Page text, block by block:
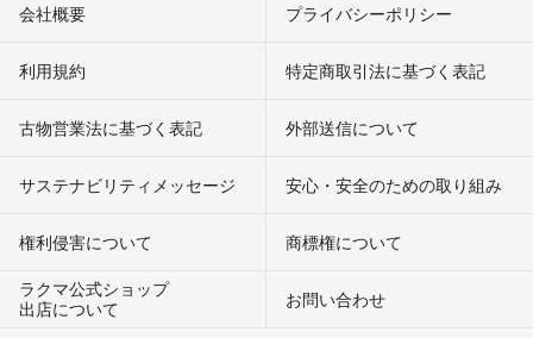
会社概要 プライバシーポリシー
利用規約 特定商取引法に基づく表記
古物営業法に基づく表記 外部送信について
サステナビリティメッセージ 安心・安全のための取り組み
権利侵害について
商標権について
ラクマ公式ショップ
出店について
お問い合わせ